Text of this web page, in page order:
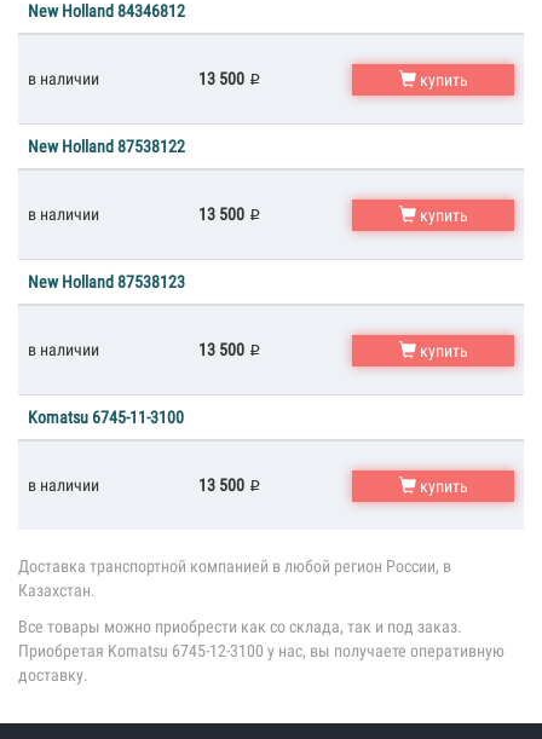
New Holland 84346812
в наличии 13 500 купить
New Holland 87538122
в наличии 13 500 купить
New Holland 87538123
в наличии 13 500 купить
Komatsu 6745-11-3100
в наличии 13 500 купить
Доставка транспортной компанией в любой регион России, в
Казахстан.
Все товары можно приобрести как со склада, так и под заказ.
Приобретая Komatsu 6745-12-3100 у нас, вы получаете оперативную
доставку.